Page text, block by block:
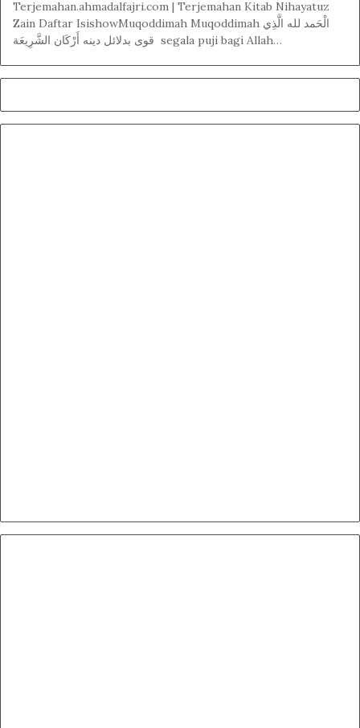
Terjemahan.ahmadalfajri.com | Terjemahan Kitab Nihayatuz
Zain Daftar IsishowMuqoddimah Muqoddimah الْحَمد لله الَّذِي
قوى بدلائل دينه أَرْكَان الشَّرِيعَة segala puji bagi Allah…